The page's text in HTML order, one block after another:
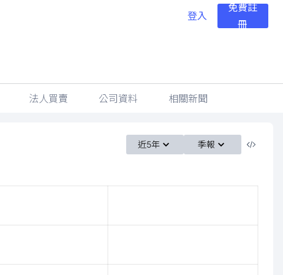
登入
免費註
冊
法人買賣 公司資料 相關新聞
近5年 季報